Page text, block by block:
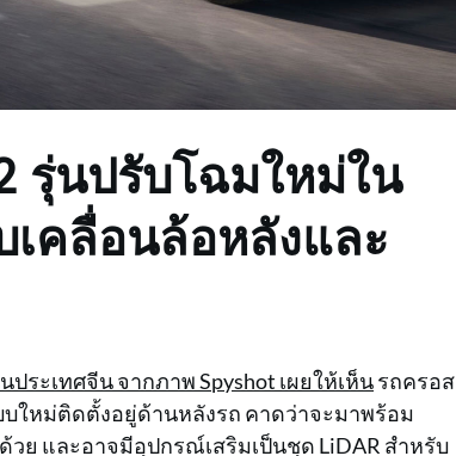
รุ่นปรับโฉมใหม่ใน
คลื่อนล้อหลังและ
ระเทศจีน จากภาพ Spyshot เผยให้เห็นรถครอส
ใหม่ติดตั้งอยู่ด้านหลังรถ คาดว่าจะมาพร้อม
ย และอาจมีอุปกรณ์เสริมเป็นชุด LiDAR สำหรับ